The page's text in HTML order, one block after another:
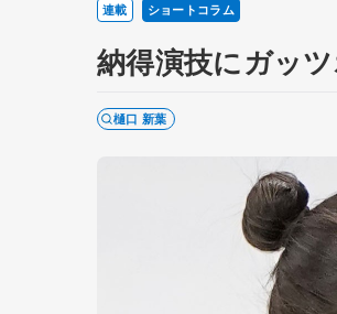
連載 ショートコラム
納得演技にガッ
樋口 新葉